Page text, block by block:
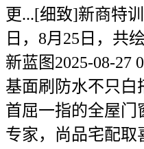
更...[细致]新商特
日，8月25日，共
新蓝图2025-08-27
基面刷防水不只白
首屈一指的全屋门
专家，尚品宅配取